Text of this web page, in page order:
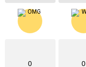
0 0